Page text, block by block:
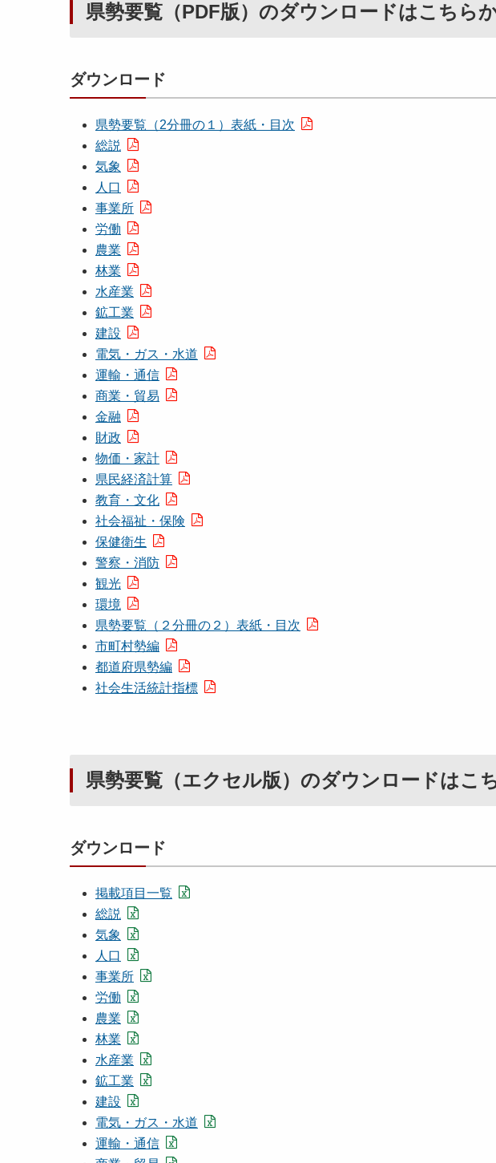
県勢要覧（PDF版）のダウンロードはこちらか
ダウンロード
県勢要覧（2分冊の１）表紙・目次
総説
気象
人口
事業所
労働
農業
林業
水産業
鉱工業
建設
電気・ガス・水道
運輸・通信
商業・貿易
金融
財政
物価・家計
県民経済計算
教育・文化
社会福祉・保険
保健衛生
警察・消防
観光
環境
県勢要覧（２分冊の２）表紙・目次
市町村勢編
都道府県勢編
社会生活統計指標
県勢要覧（エクセル版）のダウンロードはこ
ダウンロード
掲載項目一覧
総説
気象
人口
事業所
労働
農業
林業
水産業
鉱工業
建設
電気・ガス・水道
運輸・通信